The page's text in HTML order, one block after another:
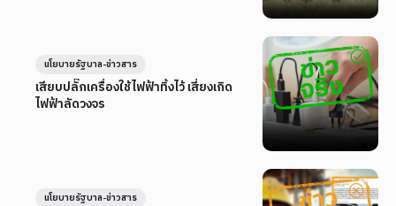
เสียบปลั๊กเครื่องใช้ไฟฟ้าทิ้งไว้ เสี่ยงเกิด
ไฟฟ้าลัดวงจร
นโยบายรัฐบาล-ข่าวสาร
นโยบายรัฐบาล-ข่าวสาร